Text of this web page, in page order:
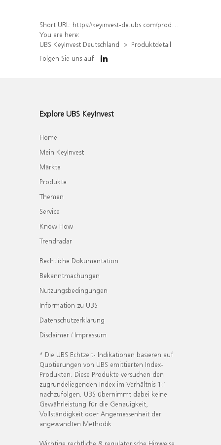
Short URL: https://keyinvest-de.ubs.com/produkt/detail/index/isin/DE000WA8S1D2
You are here:
UBS KeyInvest Deutschland
Produktdetail
Folgen Sie uns auf
Explore UBS KeyInvest
Home
Mein KeyInvest
Märkte
Produkte
Themen
Service
Know How
Trendradar
Rechtliche Dokumentation
Bekanntmachungen
Nutzungsbedingungen
Information zu UBS
Datenschutzerklärung
Disclaimer / Impressum
* Die UBS Echtzeit- Indikationen basieren auf
Quotierungen von UBS emittierten Index-
Produkten. Diese Produkte versuchen den
zugrundeliegenden Index im Verhältnis 1:1
nachzufolgen. UBS übernimmt dabei keine
Gewährleistung für die Genauigkeit,
Vollständigkeit oder Angemessenheit der
angewandten Methodik.